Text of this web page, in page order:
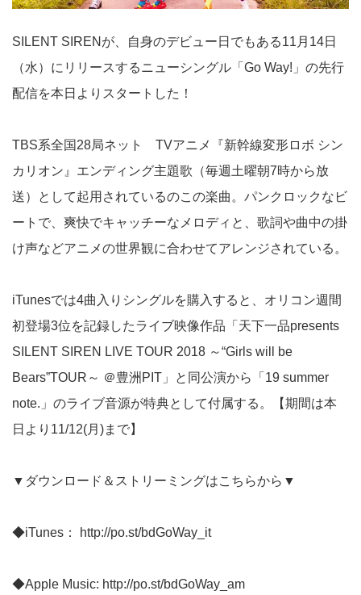
SILENT SIRENが、自身のデビュー日でもある11月14日
（水）にリリースするニューシングル「Go Way!」の先行
配信を本日よりスタートした！
TBS系全国28局ネット TVアニメ『新幹線変形ロボ シン
カリオン』エンディング主題歌（毎週土曜朝7時から放
送）として起用されているのこの楽曲。パンクロックなビ
ートで、爽快でキャッチーなメロディと、歌詞や曲中の掛
け声などアニメの世界観に合わせてアレンジされている。
iTunesでは4曲入りシングルを購入すると、オリコン週間
初登場3位を記録したライブ映像作品「天下一品presents
SILENT SIREN LIVE TOUR 2018 ～“Girls will be
Bears”TOUR～ ＠豊洲PIT」と同公演から「19 summer
note.」のライブ音源が特典として付属する。【期間は本
日より11/12(月)まで】
▼ダウンロード＆ストリーミングはこちらから▼
◆iTunes： http://po.st/bdGoWay_it
◆Apple Music: http://po.st/bdGoWay_am